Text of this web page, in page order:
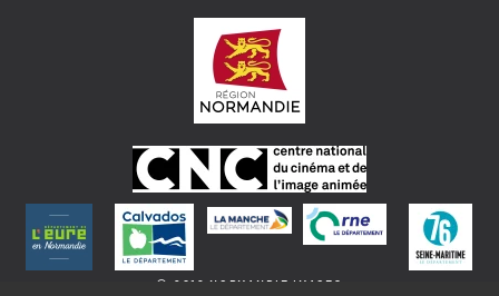
© 2018 NORMANDIE IMAGES